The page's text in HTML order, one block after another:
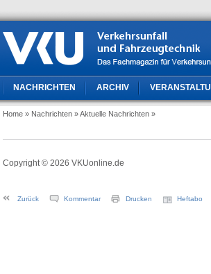
NACHRICHTEN ARCHIV
Home » Nachrichten » Aktuelle Nachrichten »
Copyright © 2026 VKUonline.de
Zurück Kommentar Drucken Heftabo